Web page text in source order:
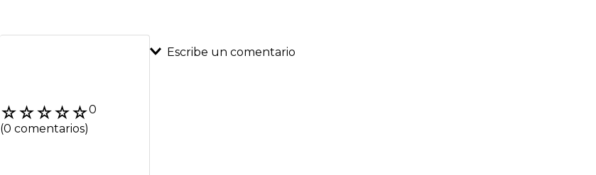
☆☆☆☆☆0
(0 comentarios)
Escribe un comentario